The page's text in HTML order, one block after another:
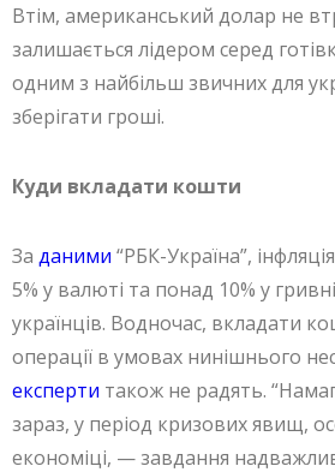
Втім, американський долар не
залишається лідером серед
одним з найбільш звичних для
зберігати гроші.
Куди вкладати кошти
За даними “РБК-Україна”,
5% у валюті та понад 10% у
українців. Водночас, вкладати
операції в умовах нинішнього
експерти також не радять.
зараз, у період кризових явищ,
економіці, — завдання